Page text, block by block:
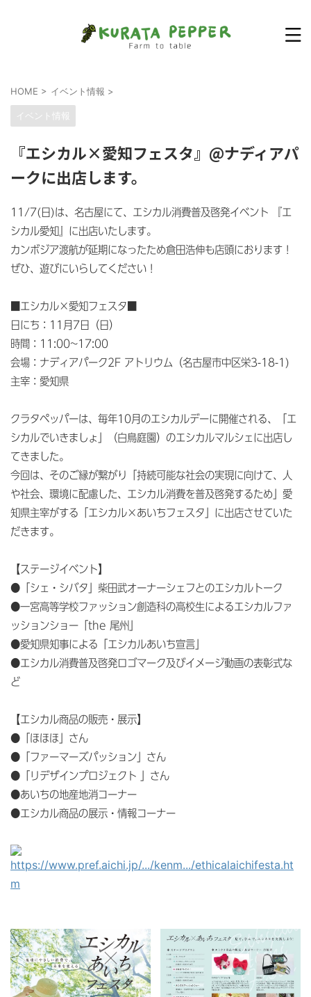
HOME > イベント情報 >
イベント情報
『エシカル×愛知フェスタ』@ナディアパ
ークに出店します。
11/7(日)は、名古屋にて、エシカル消費普及啓発イベント 『エ
シカル愛知』に出店いたします。
カンボジア渡航が延期になったため倉田浩伸も店頭におります！
ぜひ、遊びにいらしてください！
■エシカル×愛知フェスタ■
日にち：11月7日（日）
時間：11:00~17:00
会場：ナディアパーク2F アトリウム（名古屋市中区栄3-18-1)
主宰：愛知県
クラタペッパーは、毎年10月のエシカルデーに開催される、「エ
シカルでいきましょ」（白鳥庭園）のエシカルマルシェに出店し
てきました。
今回は、そのご縁が繋がり「持続可能な社会の実現に向けて、人
や社会、環境に配慮した、エシカル消費を普及啓発するため」愛
知県主宰がする「エシカル×あいちフェスタ」に出店させていた
だきます。
【ステージイベント】
●「シェ・シバタ」柴田武オーナーシェフとのエシカルトーク
●一宮高等学校ファッション創造科の高校生によるエシカルファ
ッションショー「the 尾州」
●愛知県知事による「エシカルあいち宣言」
●エシカル消費普及啓発ロゴマーク及びイメージ動画の表彰式な
ど
【エシカル商品の販売・展示】
●「ほほほ」さん
●「ファーマーズパッション」さん
●「リデザインプロジェクト 」さん
●あいちの地産地消コーナー
●エシカル商品の展示・情報コーナー
https://www.pref.aichi.jp/.../kenm.../ethicalaichifesta.ht
m